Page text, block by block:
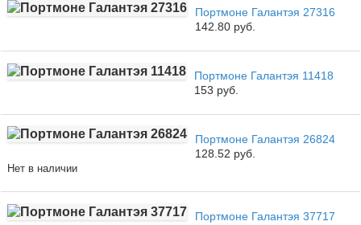
Портмоне Галантэя 27316
142.80 руб.
Портмоне Галантэя 11418
153 руб.
Портмоне Галантэя 26824
128.52 руб.
Нет в наличии
Портмоне Галантэя 37717